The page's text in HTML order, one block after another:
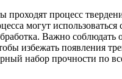
проходят процесс
могут
Важно соблюдать
избежать появления
набор прочности по